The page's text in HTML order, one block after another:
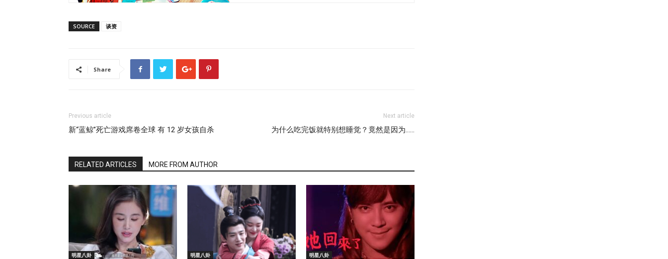
SOURCE 谈资
Share
Previous article
新“蓝鲸”死亡游戏席卷全球 有 12 岁女孩自杀
Next article
为什么吃完饭就特别想睡觉？竟然是因为……
RELATED ARTICLES MORE FROM AUTHOR
明星八卦 明星八卦 明星八卦